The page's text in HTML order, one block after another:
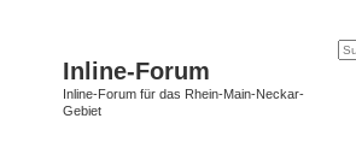
Inline-Forum
Inline-Forum für das Rhein-Main-Neckar-
Gebiet